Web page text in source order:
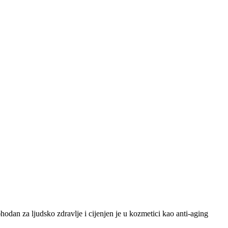
za ljudsko zdravlje i cijenjen je u kozmetici kao anti-aging